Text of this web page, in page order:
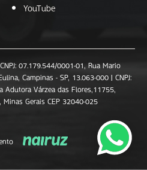
YouTube
07.179.544/0001-01, Rua Mario
Campinas - SP, 13.063-000 | CNPJ:
Adutora Várzea das Flores,11755,
Minas Gerais CEP 32040-025